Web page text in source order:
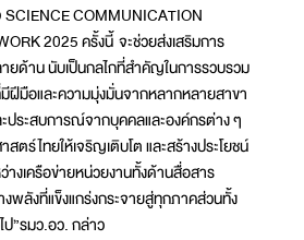
SCIENCE COMMUNICATION
2025 ครั้งนี้ จะช่วยส่งเสริมการ
ยด้าน นับเป็นกลไกที่สำคัญในการรวบรวม
ฝีมือและความมุ่งมั่นจากหลากหลายสาขา
ประสบการณ์จากบุคคลและองค์กรต่าง ๆ
ตร์ไทยให้เจริญเติบโต และสร้างประโยชน์
างเครือข่ายหน่วยงานทั้งด้านสื่อสาร
พลังที่แข็งแกร่งกระจายสู่ทุกภาคส่วนทั้ง
”รมว.อว. กล่าว